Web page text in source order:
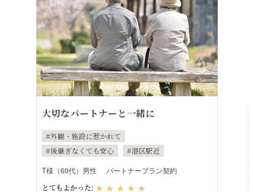
大切なパートナーと一緒に
外観・施設に惹かれて
後継ぎなくても安心
港区駅近
T様（60代）男性
パートナープラン契約
とてもよかった: ★★★★★